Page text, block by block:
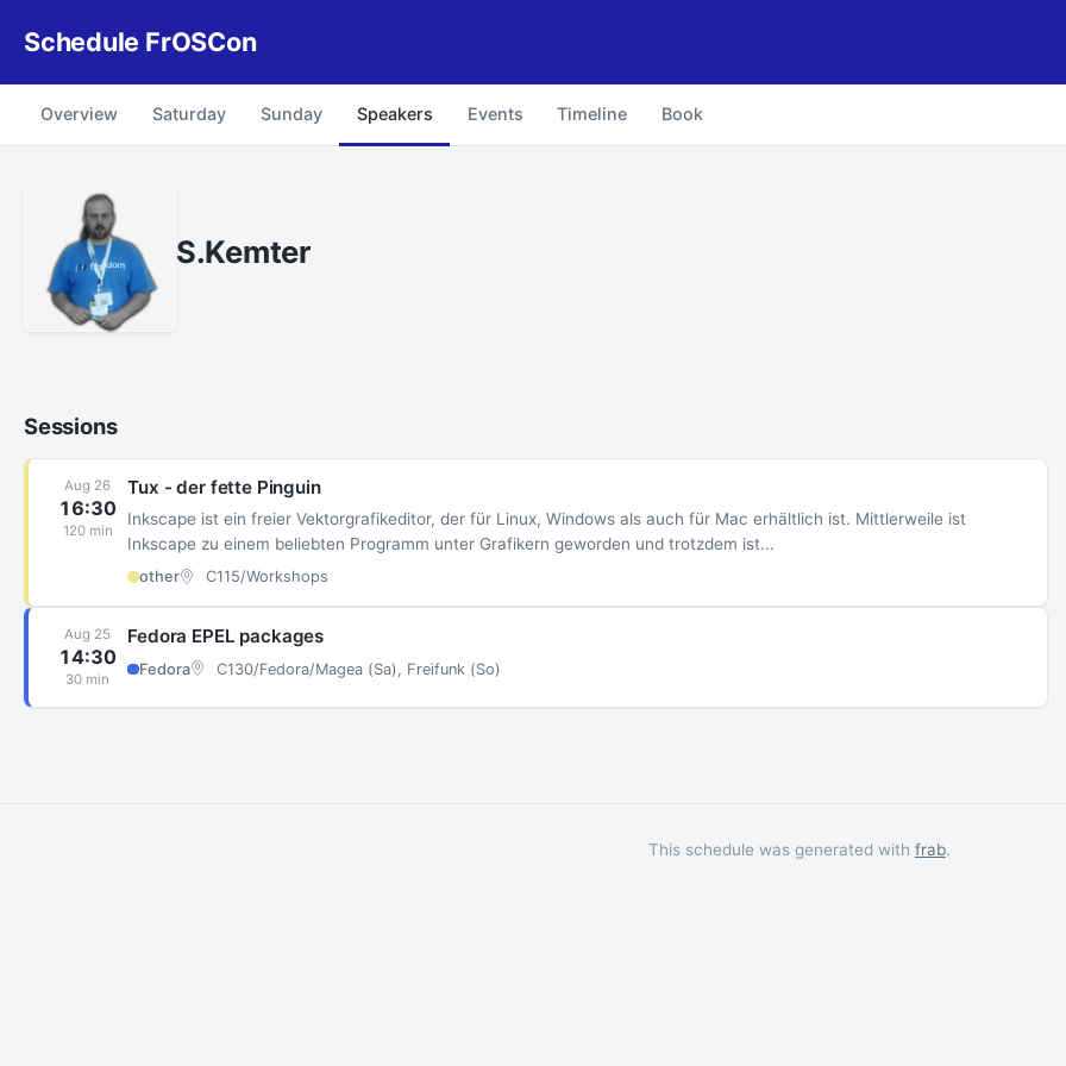
Schedule FrOSCon
Overview Saturday Sunday Speakers Events Timeline Book
S.Kemter
Sessions
Aug 26
16:30
120 min
Tux - der fette Pinguin
Inkscape ist ein freier Vektorgrafikeditor, der für Linux, Windows als auch für Mac erhältlich ist. Mittlerweile ist
Inkscape zu einem beliebten Programm unter Grafikern geworden und trotzdem ist...
other C115/Workshops
Aug 25
14:30
30 min
Fedora EPEL packages
Fedora C130/Fedora/Magea (Sa), Freifunk (So)
This schedule was generated with frab.